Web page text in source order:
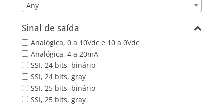
Any
Sinal de saída
Analógica, 0 a 10Vdc e 10 a 0Vdc
Analógica, 4 a 20mA
SSI, 24 bits, binário
SSI, 24 bits, gray
SSI, 25 bits, binário
SSI, 25 bits, gray